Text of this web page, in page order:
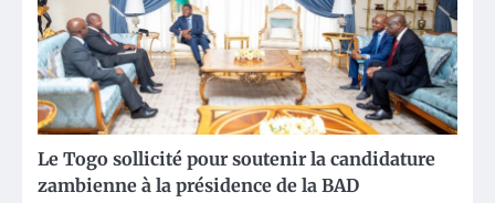
Le Togo sollicité pour soutenir la candidature
zambienne à la présidence de la BAD